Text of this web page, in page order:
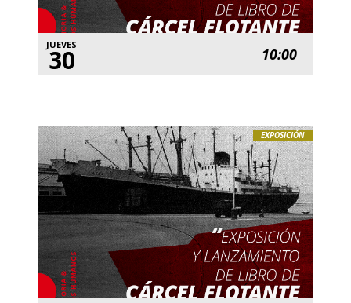
JUEVES
30 10:00
EXPOSICIÓN